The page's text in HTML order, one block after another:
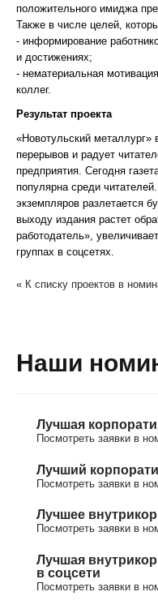
положительного имиджа
Также в числе целей,
- информирование
и достижениях;
- нематериальная
коллег.
Результат проекта
«Новотульский металлург»
перерывов и радует
предприятия. Сегодня
популярна среди
экземпляров разлетается
выходу издания растет
работодатель»,
группах в соцсетях.
« К списку проектов в
Наши
Лучшая
Посмотреть заявки в
Лучший
Посмотреть заявки в
Лучшее
Посмотреть заявки в
Лучшая
в соцсети
Посмотреть заявки в